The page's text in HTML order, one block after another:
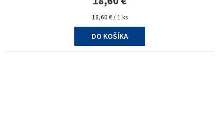
Jednotková
cena:
18,60 € / 1 ks
DO KOŠÍKA